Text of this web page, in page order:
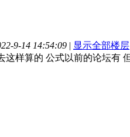
9-14 14:54:09 | 显示全部楼层
这样算的 公式以前的论坛有